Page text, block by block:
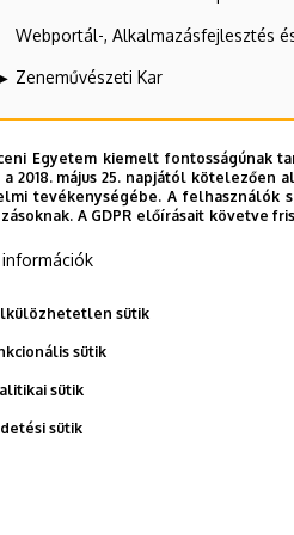
Webportál-, Alkalmazásfejlesztés
Zeneművészeti Kar
Intézet
szervezeti egységek
Bölcsészettudományi Kar
adatmódosítás igénylése
Egyetem kiemelt fontosságúnak
a 2018. május 25. napjától
tevékenységébe. A
A GDPR előírásait követve
sütik
sütik
sütik
sütik